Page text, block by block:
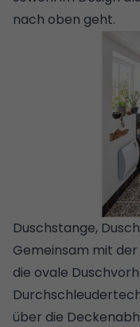
nach oben geht.
Duschstange,
Gemeinsam mit
die ovale
über die